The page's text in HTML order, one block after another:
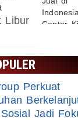
Libur
Perkuat
Jadi